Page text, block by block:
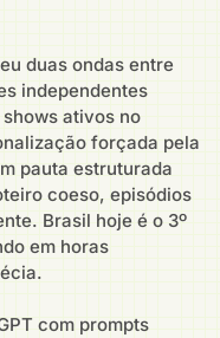
duas ondas entre
independentes
ativos no
forçada pela
pauta estruturada
coeso, episódios
Brasil hoje é o 3º
em horas
com prompts